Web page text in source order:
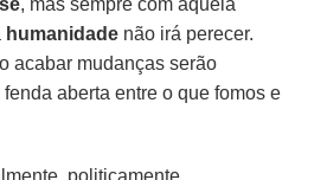
humanidade não irá perecer.
acabar mudanças serão
aberta entre o que fomos e
politicamente,